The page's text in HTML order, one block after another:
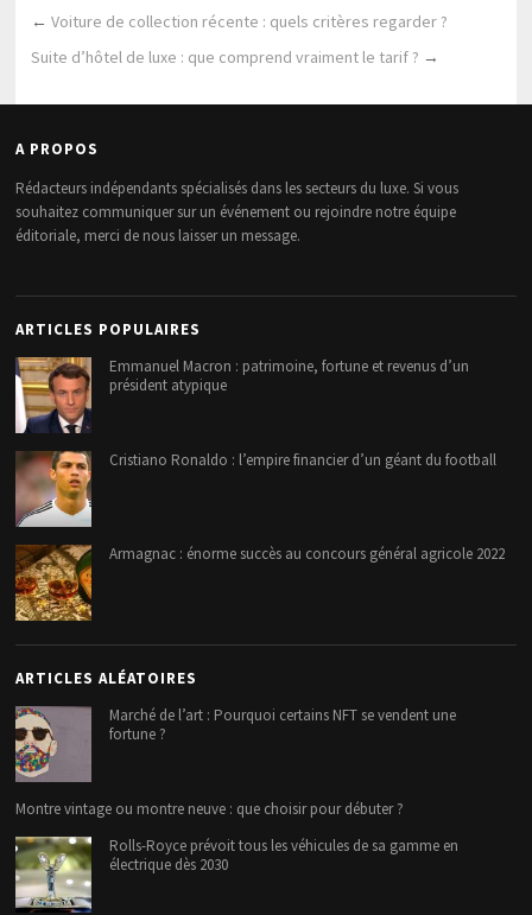
←Voiture de collection récente : quels critères regarder ?
Suite d’hôtel de luxe : que comprend vraiment le tarif ? →
A PROPOS
Rédacteurs indépendants spécialisés dans les secteurs du luxe. Si vous
souhaitez communiquer sur un événement ou rejoindre notre équipe
éditoriale, merci de nous laisser un message.
ARTICLES POPULAIRES
Emmanuel Macron : patrimoine, fortune et revenus d’un
président atypique
Cristiano Ronaldo : l’empire financier d’un géant du football
Armagnac : énorme succès au concours général agricole 2022
ARTICLES ALÉATOIRES
Marché de l’art : Pourquoi certains NFT se vendent une
fortune ?
Montre vintage ou montre neuve : que choisir pour débuter ?
Rolls-Royce prévoit tous les véhicules de sa gamme en
électrique dès 2030